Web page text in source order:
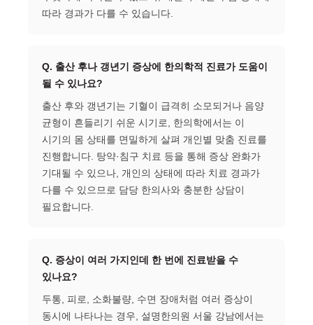
따라 경과가 다를 수 있습니다.
Q. 출산 후나 갱년기 증상에 한의학적 진료가 도움이
될 수 있나요?
출산 후와 갱년기는 기혈이 급격히 소모되거나 음양
균형이 흔들리기 쉬운 시기로, 한의학에서는 이
시기의 몸 상태를 면밀하게 살펴 개인별 맞춤 진료를
진행합니다. 탕약·침구 치료 등을 통해 증상 완화가
기대될 수 있으나, 개인의 상태에 따라 치료 경과가
다를 수 있으므로 담당 한의사와 충분한 상담이
필요합니다.
Q. 증상이 여러 가지인데 한 번에 진료받을 수
있나요?
두통, 피로, 소화불량, 수면 장애처럼 여러 증상이
동시에 나타나는 경우, 설명한의원 서울 강남에서는